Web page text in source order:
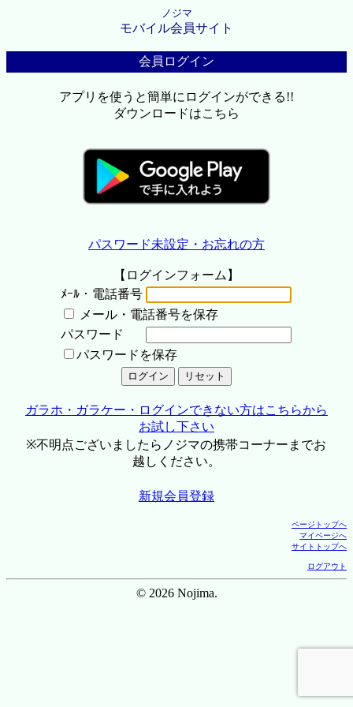
ノジマ
モバイル会員サイト
会員ログイン
アプリを使うと簡単にログインができる!!
ダウンロードはこちら
パスワード未設定・お忘れの方
【ログインフォーム】
ﾒｰﾙ・電話番号
メール・電話番号を保存
パスワード
パスワードを保存
ガラホ・ガラケー・ログインできない方はこちらから
お試し下さい
※不明点ございましたらノジマの携帯コーナーまでお
越しください。
新規会員登録
ページトップへ
マイページへ
サイトトップへ
ログアウト
© 2026 Nojima.